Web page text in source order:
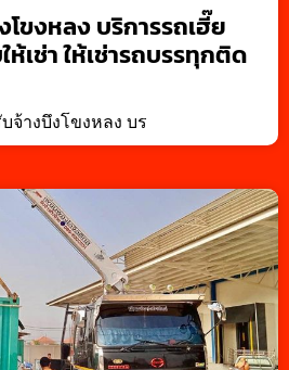
ขงหลง บริการรถเฮี๊ย
เช่า ให้เช่ารถบรรทุกติด
จ้างบึงโขงหลง บร